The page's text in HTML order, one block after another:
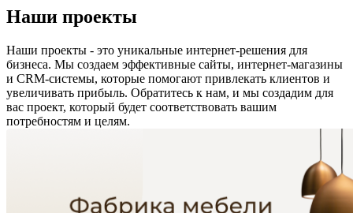
Наши проекты
Наши проекты - это уникальные интернет-решения для
бизнеса. Мы создаем эффективные сайты, интернет-магазины
и CRM-системы, которые помогают привлекать клиентов и
увеличивать прибыль. Обратитесь к нам, и мы создадим для
вас проект, который будет соответствовать вашим
потребностям и целям.